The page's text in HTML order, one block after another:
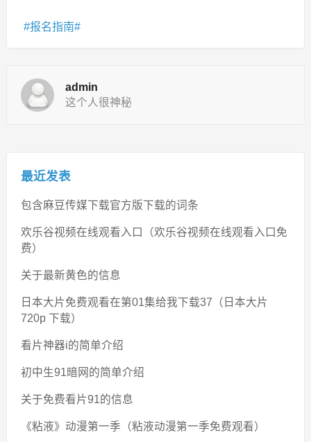
报名指南
admin
这个人很神秘
最近发表
包含麻豆传媒下载官方版下载的词条
欢乐谷视频在线观看入口（欢乐谷视频在线观看入口免
费）
关于最新黄色的信息
日本大片免费观看在第01集给我下载37（日本大片
720p 下载）
看片神器i的简单介绍
初中生91暗网的简单介绍
关于免费看片91的信息
《粘液》动漫第一季（粘液动漫第一季免费观看）